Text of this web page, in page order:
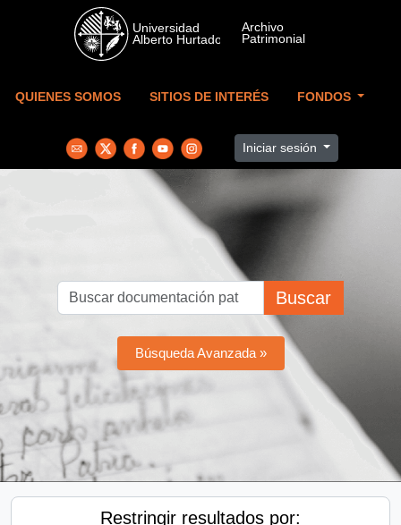
Skip to main content
QUIENES SOMOS SITIOS DE INTERÉS FONDOS
Iniciar sesión
Buscar
Búsqueda Avanzada »
Restringir resultados por: